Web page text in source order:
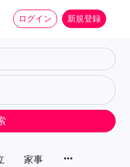
ログイン 新規登録
家事 more_horiz